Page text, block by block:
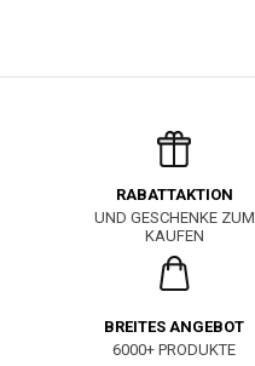
RABATTAKTION
UND GESCHENKE ZUM
KAUFEN
BREITES ANGEBOT
6000+ PRODUKTE